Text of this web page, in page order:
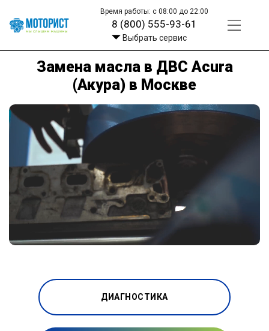
Время работы: с 08:00 до 22:00
8 (800) 555-93-61
Выбрать сервис
Замена масла в ДВС Acura
(Акура) в Москве
ДИАГНОСТИКА